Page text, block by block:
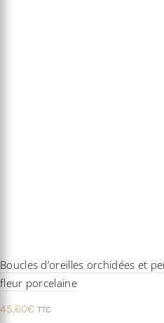
Boucles d’oreilles orchidées et
fleur porcelaine
45,60€ TTC